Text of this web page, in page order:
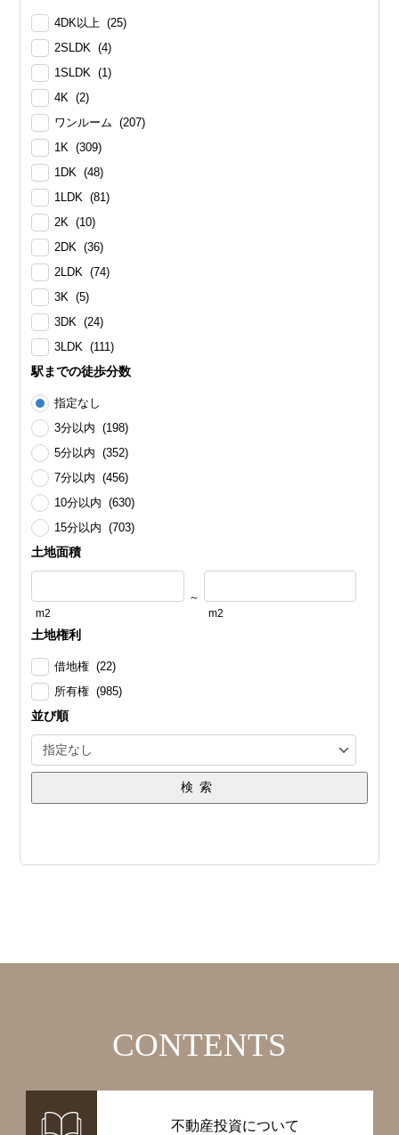
4DK以上 (25)
2SLDK (4)
1SLDK (1)
4K (2)
ワンルーム (207)
1K (309)
1DK (48)
1LDK (81)
2K (10)
2DK (36)
2LDK (74)
3K (5)
3DK (24)
3LDK (111)
駅までの徒歩分数
指定なし
3分以内 (198)
5分以内 (352)
7分以内 (456)
10分以内 (630)
15分以内 (703)
土地面積
m2
～
m2
土地権利
借地権 (22)
所有権 (985)
並び順
検索
CONTENTS
不動産投資について